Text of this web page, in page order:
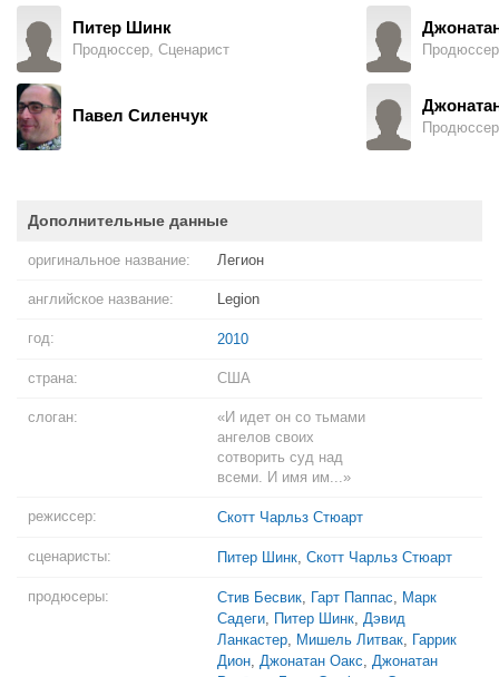
Питер Шинк
Продюссер, Сценарист
Павел Силенчук
Продюссер
Продюссер
Дополнительные данные
оригинальное название: Легион
английское название: Legion
год: 2010
страна: США
слоган:
«И идет он со тьмами
ангелов своих
сотворить суд над
всеми. И имя им...»
режиссер: Скотт Чарльз Стюарт
сценаристы: Питер Шинк, Скотт Чарльз Стюарт
продюсеры: Стив Бесвик, Гарт Паппас, Марк
Садеги, Питер Шинк, Дэвид
Ланкастер, Мишель Литвак, Гаррик
Дион, Джонатан Оакс, Джонатан